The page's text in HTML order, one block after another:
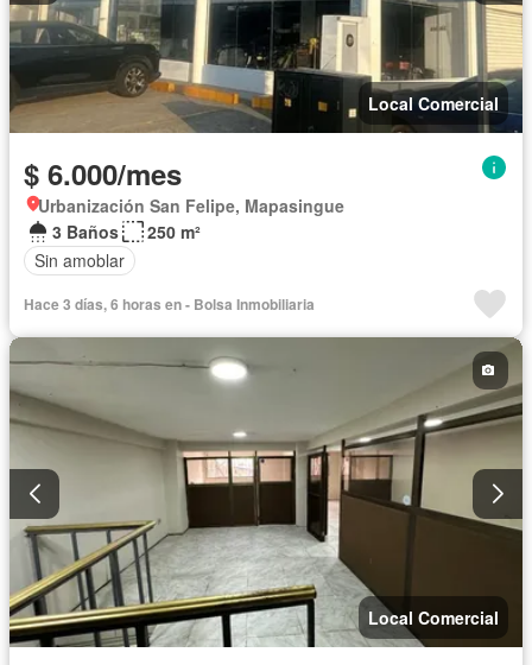
Local Comercial
$ 6.000/mes
Urbanización San Felipe, Mapasingue
3 Baños
250 m²
Sin amoblar
Hace 3 días, 6 horas en - Bolsa Inmobiliaria
Local Comercial